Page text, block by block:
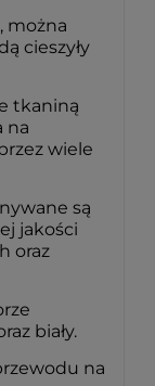
można
cieszyły
tkaniną
na
wiele
są
jakości
oraz
biały.
na